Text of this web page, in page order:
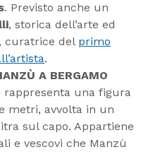
. Previsto anche un
, storica dell’arte ed
curatrice del primo
.
A BERGAMO
rappresenta una figura
metri, avvolta in un
sul capo. Appartiene
e vescovi che Manzù